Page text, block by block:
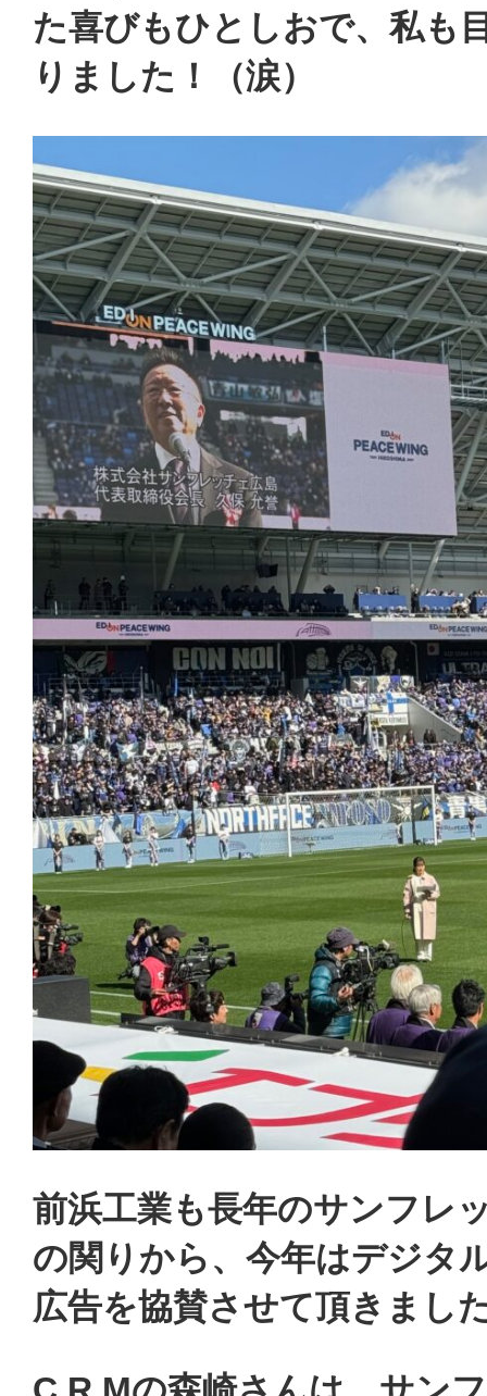
た喜びもひとしおで、私も
りました！（涙）
前浜工業も長年のサンフレ
の関りから、今年はデジタ
広告を協賛させて頂きまし